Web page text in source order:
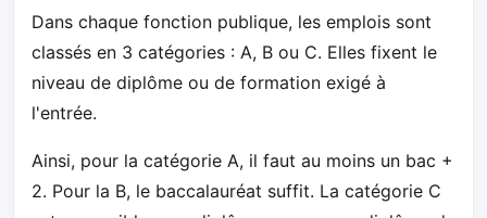
Dans chaque fonction publique, les emplois sont
classés en 3 catégories : A, B ou C. Elles fixent le
niveau de diplôme ou de formation exigé à
l'entrée.
Ainsi, pour la catégorie A, il faut au moins un bac +
2. Pour la B, le baccalauréat suffit. La catégorie C